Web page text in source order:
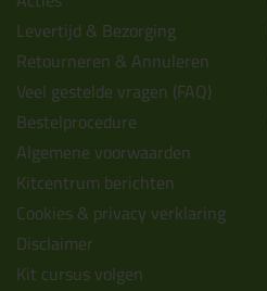
Levertijd & Bezorging
Retourneren & Annuleren
Veel gestelde vragen (FAQ)
Bestelprocedure
Algemene voorwaarden
Kitcentrum berichten
Cookies & privacy verklaring
Disclaimer
Kit cursus volgen